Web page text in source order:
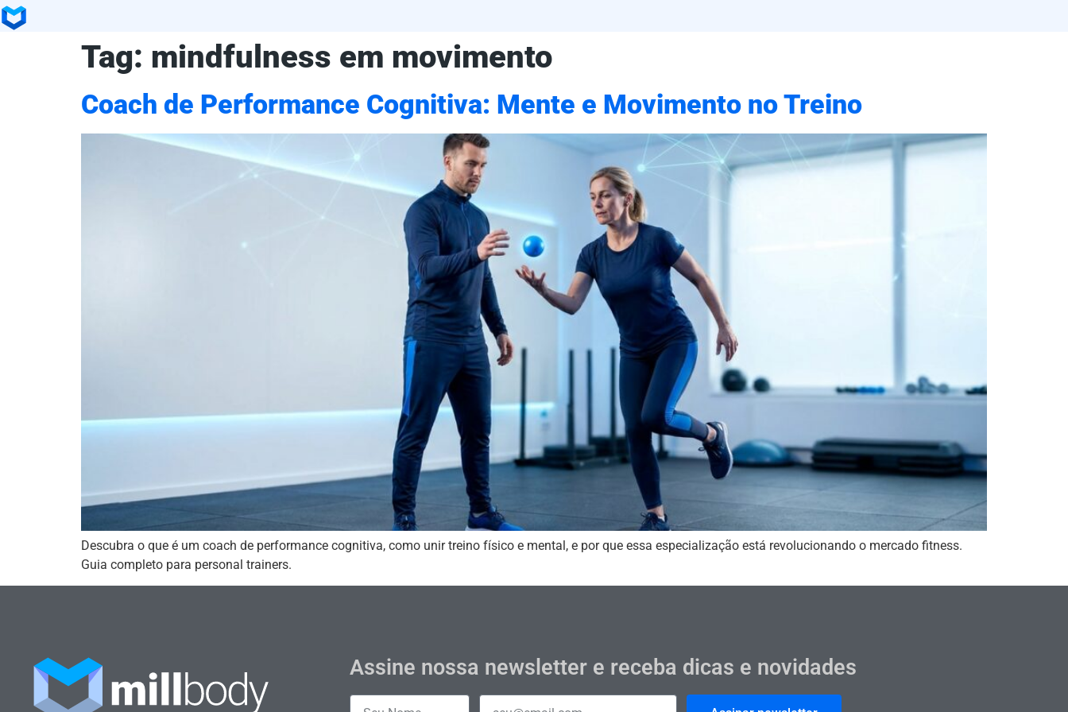
Tag: mindfulness em movimento
Coach de Performance Cognitiva: Mente e Movimento no Treino
Descubra o que é um coach de performance cognitiva, como unir treino físico e mental, e por que essa especialização está revolucionando o mercado fitness.
Guia completo para personal trainers.
Assine nossa newsletter e receba dicas e novidades